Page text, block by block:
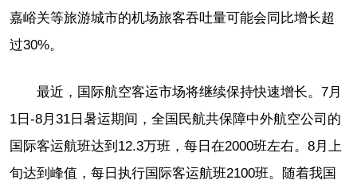
嘉峪关等旅游城市的机场旅客吞吐量可能会同比增长超
过30%。
最近，国际航空客运市场将继续保持快速增长。7月
1日-8月31日暑运期间，全国民航共保障中外航空公司的
国际客运航班达到12.3万班，每日在2000班左右。8月上
旬达到峰值，每日执行国际客运航班2100班。随着我国